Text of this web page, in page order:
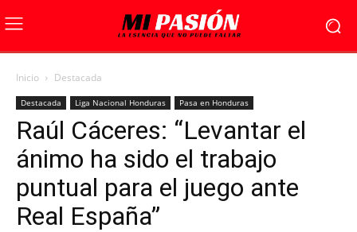
Inicio Destacada
Destacada Liga Nacional Honduras Pasa en Honduras
Raúl Cáceres: “Levantar el
ánimo ha sido el trabajo
puntual para el juego ante
Real España”